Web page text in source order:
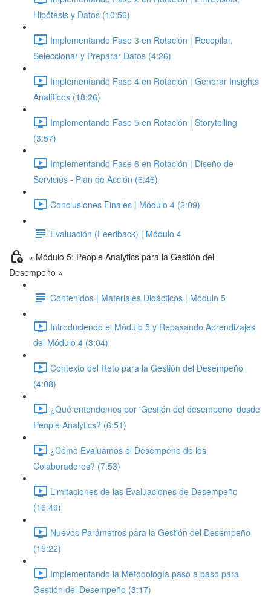
Hipótesis y Datos (10:56)
Implementando Fase 3 en Rotación | Recopilar,
Seleccionar y Preparar Datos (4:26)
Implementando Fase 4 en Rotación | Generar Insights
Analíticos (18:26)
Implementando Fase 5 en Rotación | Storytelling
(3:57)
Implementando Fase 6 en Rotación | Diseño de
Servicios - Plan de Acción (6:46)
Conclusiones Finales | Módulo 4 (2:09)
Evaluación (Feedback) | Módulo 4
« Módulo 5: People Analytics para la Gestión del
Desempeño »
Contenidos | Materiales Didácticos | Módulo 5
Introduciendo el Módulo 5 y Repasando Aprendizajes
del Módulo 4 (3:04)
Contexto del Reto para la Gestión del Desempeño
(4:08)
¿Qué entendemos por 'Gestión del desempeño' desde
People Analytics? (6:51)
¿Cómo Evaluamos el Desempeño de los
Colaboradores? (7:53)
Limitaciones de las Evaluaciones de Desempeño
(16:49)
Nuevos Parámetros para la Gestión del Desempeño
(15:22)
Implementando la Metodología paso a paso para
Gestión del Desempeño (3:17)